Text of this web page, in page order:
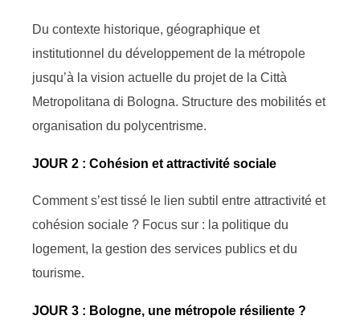
Du contexte historique, géographique et
institutionnel du développement de la métropole
jusqu’à la vision actuelle du projet de la Città
Metropolitana di Bologna. Structure des mobilités et
organisation du polycentrisme.
JOUR 2 : Cohésion et attractivité sociale
Comment s’est tissé le lien subtil entre attractivité et
cohésion sociale ? Focus sur : la politique du
logement, la gestion des services publics et du
tourisme.
JOUR 3 : Bologne, une métropole résiliente ?